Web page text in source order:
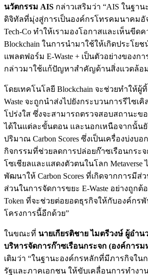
นวัตกรรม AIS กล่าวเสริมว่า “AIS ในฐา
ดิจิทัลที่มุ่งสู่การเป็นองค์กรโทรคมนาคมอั
Tech-Co ทำให้เรามองโอกาสและเห็นขีด
Blockchain ในการนำมาใช้ให้เกิดประโย
แพลตฟอร์ม E-Waste + เป็นตัวอย่างของก
กล่าวมาใช้แก้ปัญหาสำคัญด้านสิ่งแวดล้อม
โดยเทคโนโลยี Blockchain จะช่วยทำให้ผู้
Waste จะถูกนำส่งไปยังกระบวนการรีไซเ
โปร่งใส ซึ่งจะสามารถตรวจสอบสถานะข
ได้ในแต่ละขั้นตอน และนอกเหนือจากนั้น
ปริมาณ Carbon Scores ซึ่งเป็นเครื่องบ่งบ
กิจกรรมที่ช่วยลดการปล่อยก๊าซเรือนกระ
โซเชียลและแสดงตัวตนในโลก Metaverse
พัฒนาให้ Carbon Scores ที่เกิดจากการมี
ส่วนในการจัดการขยะ E-Waste อย่างถูกต้
Token ที่จะช่วยต่อยอดธุรกิจให้กับองค์กร
โครงการนี้อีกด้วย”
ในขณะที่ นายเกียรติชาย ไมตรีวงษ์ ผู้อำน
บริหารจัดการก๊าซเรือนกระจก (องค์การ
เติมว่า “ในฐานะองค์กรหลักที่มีภารกิจใ
รัฐและภาคเอกชน ให้ขับเคลื่อนการทำงา